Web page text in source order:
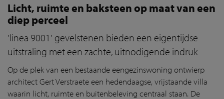
Licht, ruimte en baksteen op maat van een
diep perceel
'linea 9001' gevelstenen bieden een eigentijdse
uitstraling met een zachte, uitnodigende indruk
Op de plek van een bestaande eengezinswoning ontwierp
architect Gert Verstraete een hedendaagse, vrijstaande villa
waarin licht, ruimte en buitenbeleving centraal staan. De